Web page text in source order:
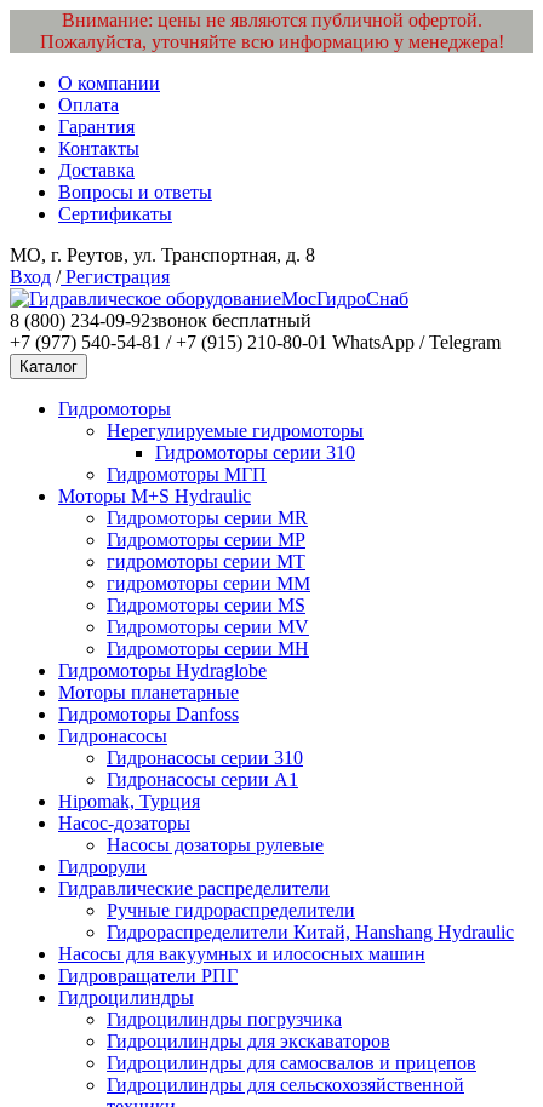
Внимание: цены не являются публичной офертой.
Пожалуйста, уточняйте всю информацию у менеджера!
О компании
Оплата
Гарантия
Контакты
Доставка
Вопросы и ответы
Сертификаты
МО, г. Реутов, ул. Транспортная, д. 8
Вход /Регистрация
МосГидроСнаб
8 (800) 234-09-92звонок бесплатный
+7 (977) 540-54-81 / +7 (915) 210-80-01 WhatsApp / Telegram
Каталог
Гидромоторы
Нерегулируемые гидромоторы
Гидромоторы серии 310
Гидромоторы МГП
Моторы M+S Hydraulic
Гидромоторы серии MR
Гидромоторы серии MP
гидромоторы серии MT
гидромоторы серии MM
Гидромоторы серии MS
Гидромоторы серии MV
Гидромоторы серии MH
Гидромоторы Hydraglobe
Моторы планетарные
Гидромоторы Danfoss
Гидронасосы
Гидронасосы серии 310
Гидронасосы серии А1
Hipomak, Турция
Насос-дозаторы
Насосы дозаторы рулевые
Гидрорули
Гидравлические распределители
Ручные гидрораспределители
Гидрораспределители Китай, Hanshang Hydraulic
Насосы для вакуумных и илососных машин
Гидровращатели РПГ
Гидроцилиндры
Гидроцилиндры погрузчика
Гидроцилиндры для экскаваторов
Гидроцилиндры для самосвалов и прицепов
Гидроцилиндры для сельскохозяйственной